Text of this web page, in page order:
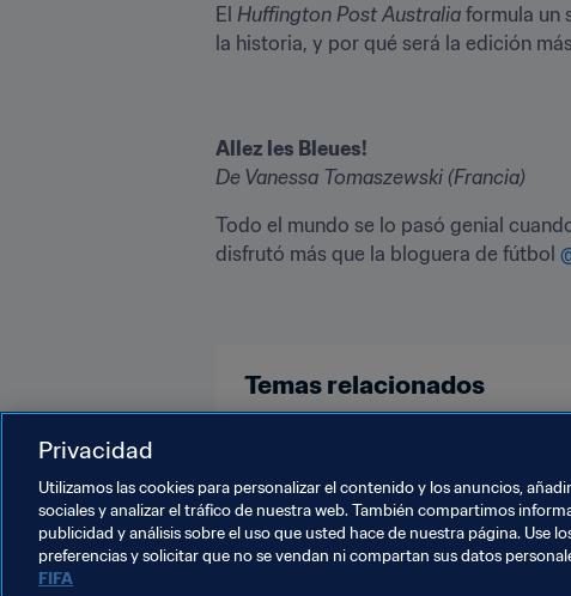
El Huffington Post Australia formula un
la historia, y por qué será la edición
Allez les Bleues!
De Vanessa Tomaszewski (Francia)
Todo el mundo se lo pasó genial
disfrutó más que la bloguera de fútbol
Temas relacionados
Privacidad
Utilizamos las cookies para personalizar el contenido y los anuncios,
sociales y analizar el tráfico de nuestra web. También compartimos
publicidad y análisis sobre el uso que usted hace de nuestra página. Use
preferencias y solicitar que no se vendan ni compartan sus datos
FIFA